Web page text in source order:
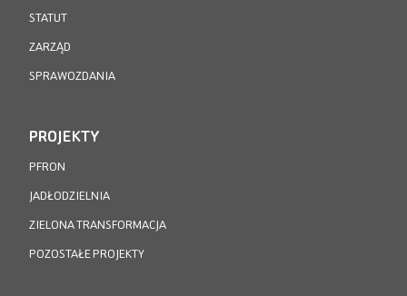
STATUT
ZARZĄD
SPRAWOZDANIA
PROJEKTY
PFRON
JADŁODZIELNIA
ZIELONA TRANSFORMACJA
POZOSTAŁE PROJEKTY